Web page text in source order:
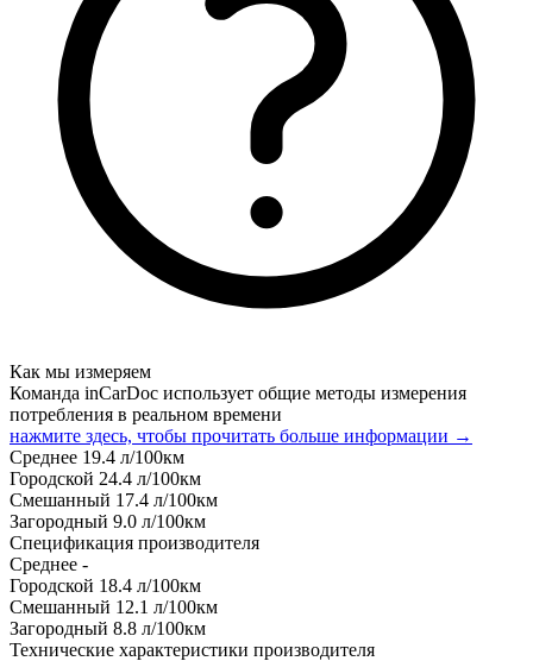
Как мы измеряем
Команда inCarDoc использует общие методы измерения
потребления в реальном времени
нажмите здесь, чтобы прочитать больше информации →
Среднее 19.4 л/100км
Городской 24.4 л/100км
Смешанный 17.4 л/100км
Загородный 9.0 л/100км
Спецификация производителя
Среднее -
Городской 18.4 л/100км
Смешанный 12.1 л/100км
Загородный 8.8 л/100км
Технические характеристики производителя